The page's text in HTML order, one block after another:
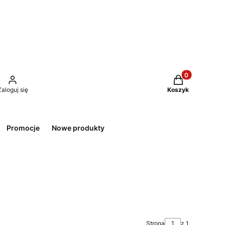
się
Produkty w
Koszyk
Promocje Nowe produkty
Strona z 1